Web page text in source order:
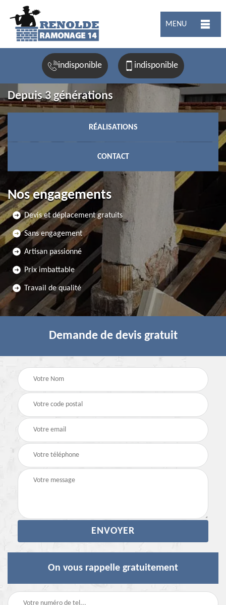
MENU
indisponible indisponible
Depuis 3 générations
RÉALISATIONS
CONTACT
Nos engagements
Devis et déplacement gratuits
Sans engagement
Artisan passionné
Prix imbattable
Travail de qualité
Demande de devis gratuit
On vous rappelle gratuitement